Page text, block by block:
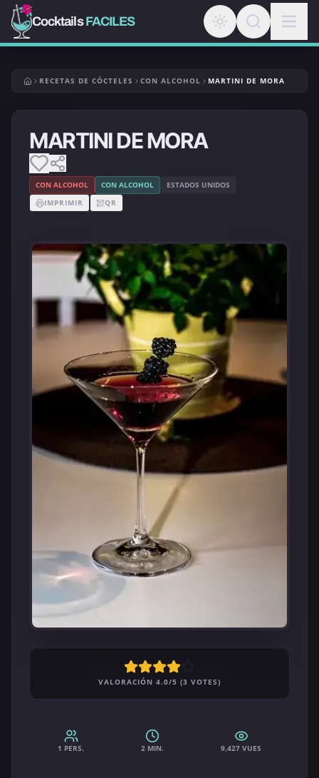
CocktailsFACILES
RECETAS DE CÓCTELES CON ALCOHOL MARTINI DE MORA
MARTINI DE MORA
CON ALCOHOL CON ALCOHOL
ESTADOS UNIDOS
IMPRIMIR
QR
VALORACIÓN 4.0/5 (3 VOTES)
1 PERS. 2 MIN. 9,427 VUES